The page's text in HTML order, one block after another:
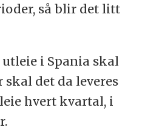
så blir det litt
i Spania skal
skal det da leveres
hvert kvartal, i